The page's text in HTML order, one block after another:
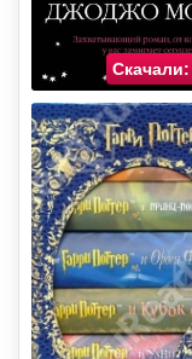
Скачали: